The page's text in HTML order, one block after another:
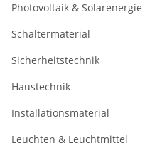
Photovoltaik & Solarenergie
Schaltermaterial
Sicherheitstechnik
Haustechnik
Installationsmaterial
Leuchten & Leuchtmittel